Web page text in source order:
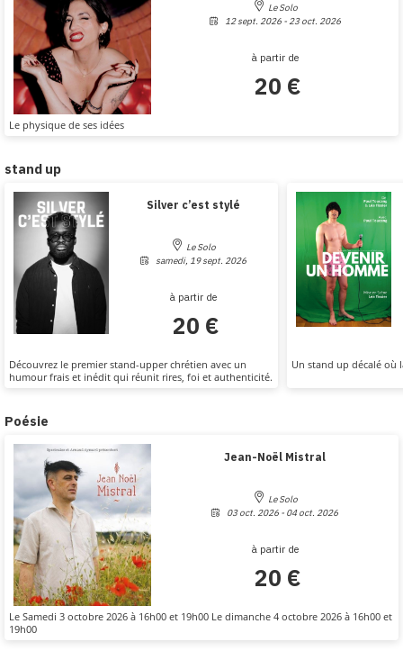
Le Solo
12 sept. 2026 - 23 oct. 2026
à partir de
20 €
Le physique de ses idées
stand up
Silver c’est stylé
Le Solo
samedi, 19 sept. 2026
à partir de
20 €
Découvrez le premier stand-upper chrétien avec un
humour frais et inédit qui réunit rires, foi et authenticité.
Un stand up décalé où
Poésie
Jean-Noël Mistral
Le Solo
03 oct. 2026 - 04 oct. 2026
à partir de
20 €
Le Samedi 3 octobre 2026 à 16h00 et 19h00 Le dimanche 4 octobre 2026 à 16h00 et
19h00